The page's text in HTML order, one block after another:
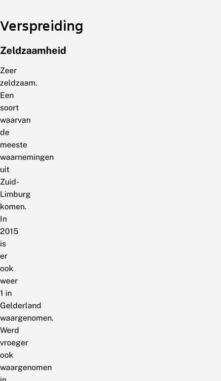
Verspreiding
Zeldzaamheid
Zeer
zeldzaam.
Een
soort
waarvan
de
meeste
waarnemingen
uit
Zuid-
Limburg
komen.
In
2015
is
er
ook
weer
1 in
Gelderland
waargenomen.
Werd
vroeger
ook
waargenomen